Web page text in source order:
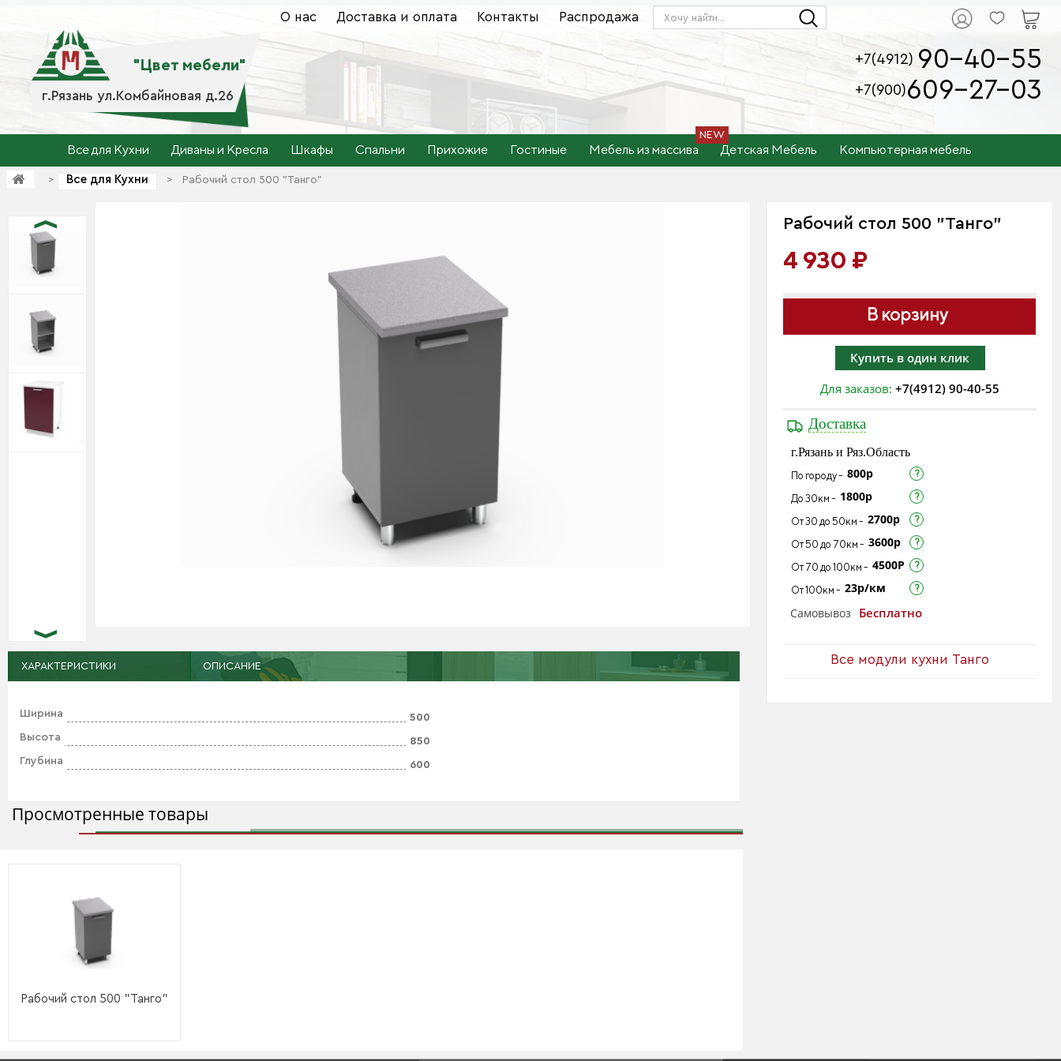
г.Рязань ул.Комбайновая д.26
"Цвет мебели"
О нас Доставка и оплата Контакты Распродажа
+7(4912) 90-40-55
+7(900)609-27-03
Все для Кухни Диваны и Кресла Шкафы Спальни Прихожие Гостиные Мебель из массива Детская Мебель Компьютерная мебель
> Все для Кухни > Рабочий стол 500 "Танго"
Рабочий стол 500 "Танго"
4 930 ₽
В корзину
Купить в один клик
Для заказов:+7(4912) 90-40-55
Доставка
г.Рязань и Ряз.Область
По городу - 800р
До 30км - 1800р
От 30 до 50км - 2700р
От 50 до 70км - 3600р
От 70 до 100км - 4500Р
От 100км - 23р/км
Самовывоз
Бесплатно
Все модули кухни Танго
ХАРАКТЕРИСТИКИ ОПИСАНИЕ
Ширина
500
Высота
850
Глубина
600
Просмотренные товары
Рабочий стол 500 "Танго"